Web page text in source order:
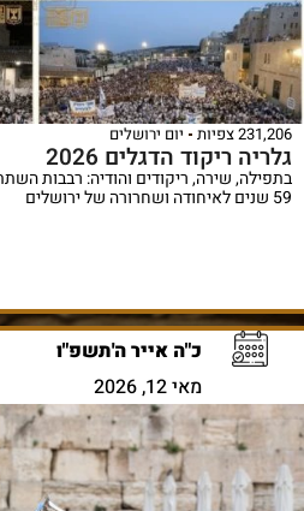
231,206 צפיות יום ירושלים
גלריה ריקוד הדגלים 2026
בתפילה, שירה, ריקודים והודיה: רבבות
59 שנים לאיחודה ושחרורה של ירושלים
כ"ה אייר ה'תשפ"ו
מאי 12, 2026